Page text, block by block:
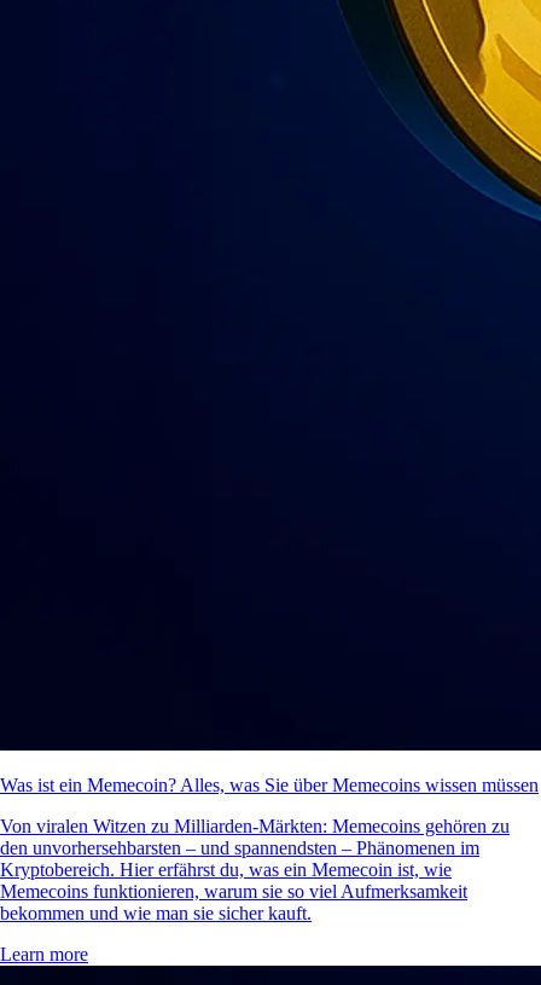
Was ist ein Memecoin? Alles, was Sie über Memecoins wissen müssen
Von viralen Witzen zu Milliarden-Märkten: Memecoins gehören zu
den unvorhersehbarsten – und spannendsten – Phänomenen im
Kryptobereich. Hier erfährst du, was ein Memecoin ist, wie
Memecoins funktionieren, warum sie so viel Aufmerksamkeit
bekommen und wie man sie sicher kauft.
Learn more